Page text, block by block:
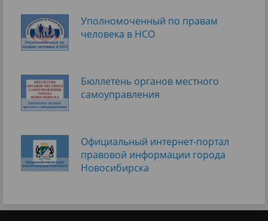
Уполномоченный по правам
человека в НСО
Бюллетень органов местного
самоуправления
Официальный интернет-портал
правовой информации города
Новосибирска